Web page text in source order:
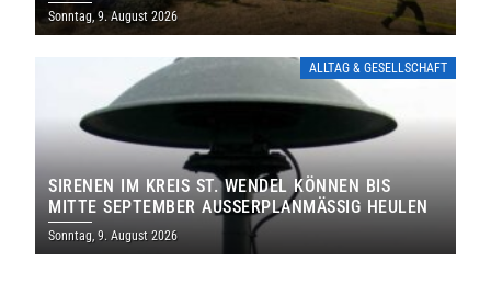
Sonntag, 9. August 2026
ALLTAG & GESELLSCHAFT
SIRENEN IM KREIS ST. WENDEL KÖNNEN BIS
MITTE SEPTEMBER AUSSERPLANMÄSSIG HEULEN
Sonntag, 9. August 2026